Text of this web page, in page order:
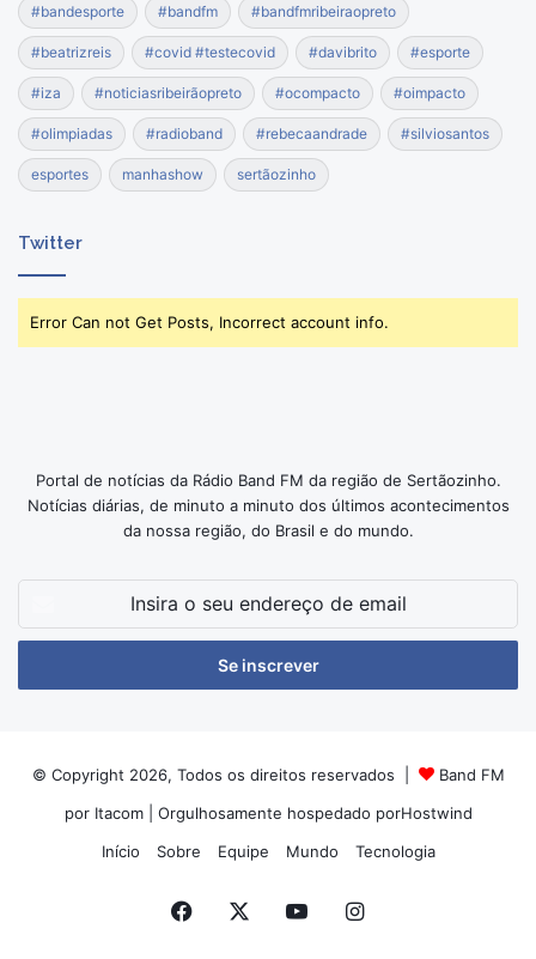
#bandesporte #bandfm #bandfmribeiraopreto
#beatrizreis #covid #testecovid #davibrito #esporte
#iza #noticiasribeirãopreto #ocompacto #oimpacto
#olimpiadas #radioband #rebecaandrade #silviosantos
esportes manhashow sertãozinho
Twitter
Error Can not Get Posts, Incorrect account info.
Portal de notícias da Rádio Band FM da região de Sertãozinho.
Notícias diárias, de minuto a minuto dos últimos acontecimentos
da nossa região, do Brasil e do mundo.
Insira
seu
de
© Copyright 2026, Todos os direitos reservados |
Band FM
por Itacom| Orgulhosamente hospedado porHostwind
Início
Sobre Equipe Mundo Tecnologia
Facebook YouTubeInstagram